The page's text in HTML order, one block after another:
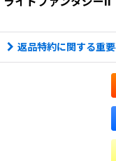
返品特約に関する重